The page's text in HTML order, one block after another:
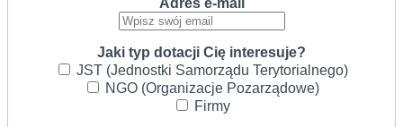
Adres e-mail
Jaki typ dotacji Cię interesuje?
JST (Jednostki Samorządu Terytorialnego)
NGO (Organizacje Pozarządowe)
Firmy